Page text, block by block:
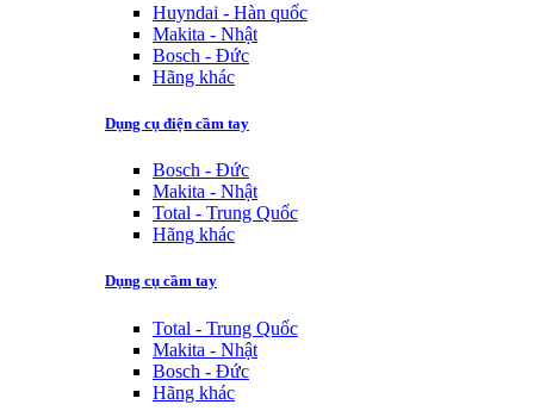
Huyndai - Hàn quốc
Makita - Nhật
Bosch - Đức
Hãng khác
Dụng cụ điện cầm tay
Bosch - Đức
Makita - Nhật
Total - Trung Quốc
Hãng khác
Dụng cụ cầm tay
Total - Trung Quốc
Makita - Nhật
Bosch - Đức
Hãng khác